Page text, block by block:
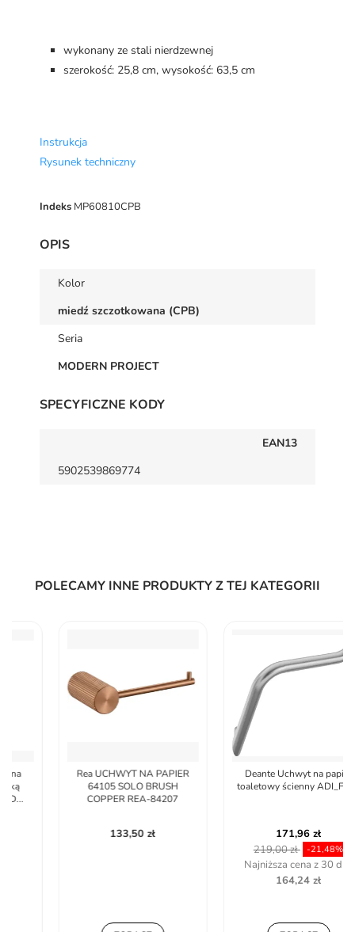
wykonany ze stali nierdzewnej
szerokość: 25,8 cm, wysokość: 63,5 cm
Instrukcja
Rysunek techniczny
Indeks MP60810CPB
OPIS
Kolor
miedź szczotkowana (CPB)
Seria
MODERN PROJECT
SPECYFICZNE KODY
EAN13
5902539869774
POLECAMY INNE PRODUKTY Z TEJ KATEGORII
Rea UCHWYT NA PAPIER
64105 SOLO BRUSH
COPPER REA-84207
133,50 zł
Deante Uchwyt na papier
toaletowy ścienny ADI_F211
171,96 zł
219,00 zł -21,48%
Najniższa cena z 30 dni:
164,24 zł